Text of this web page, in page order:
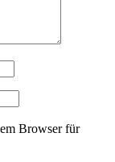
Browser für